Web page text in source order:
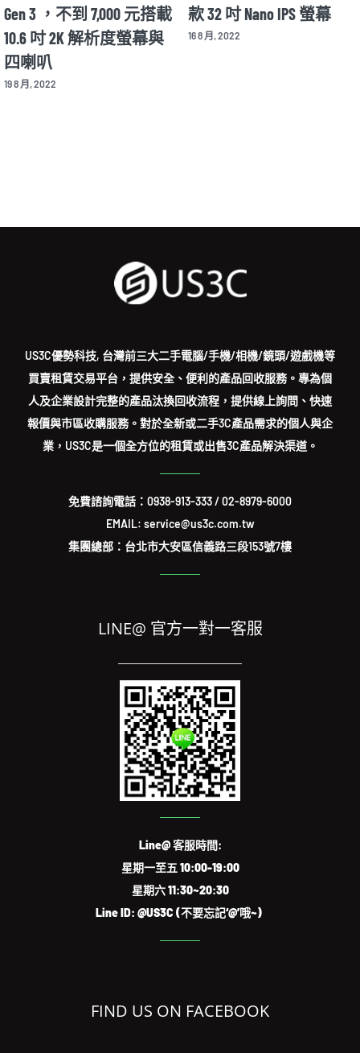
Gen 3 ，不到 7,000 元搭載
10.6 吋 2K 解析度螢幕與
四喇叭
19 8 月, 2022
款 32 吋 Nano IPS 螢幕
16 8 月, 2022
US3C優勢科技, 台灣前三大二手電腦/手機/相機/鏡頭/遊戲機等
買賣租賃交易平台，提供安全、便利的產品回收服務。專為個
人及企業設計完整的產品汰換回收流程，提供線上詢問、快速
報價與市區收購服務。對於全新或二手3C產品需求的個人與企
業，US3C是一個全方位的租賃或出售3C產品解決渠道。
免費諮詢電話： 0938-913-333/02-8979-6000
EMAIL: service@us3c.com.tw
集團總部：台北市大安區信義路三段153號7樓
LINE@ 官方一對一客服
Line@ 客服時間:
星期一至五 10:00-19:00
星期六 11:30~20:30
Line ID: @US3C (不要忘記‘@’哦~)
FIND US ON FACEBOOK